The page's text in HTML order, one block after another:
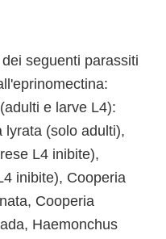
seguenti parassiti
e larve L4):
lyrata (solo adulti),
L4 inibite),
inibite), Cooperia
Cooperia
Haemonchus